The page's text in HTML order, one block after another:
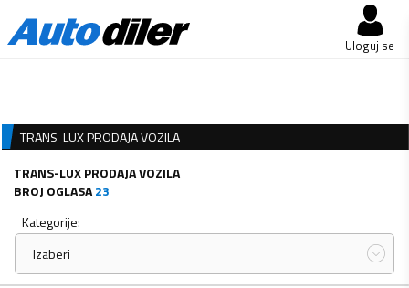
Uloguj se
TRANS-LUX PRODAJA VOZILA
TRANS-LUX PRODAJA VOZILA
BROJ OGLASA23
Kategorije:
Izaberi